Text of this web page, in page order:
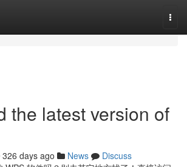
the latest version of
326 days ago News
Discuss